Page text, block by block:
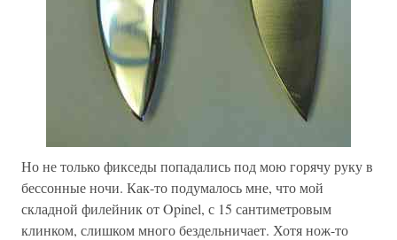
Но не только фикседы попадались под мою горячу руку в
бессонные ночи. Как-то подумалось мне, что мой
складной филейник от Opinel, с 15 сантиметровым
клинком, слишком много бездельничает. Хотя нож-то